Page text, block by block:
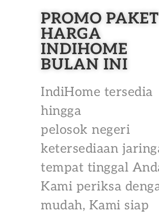
PROMO PAKET
HARGA
INDIHOME
BULAN INI
IndiHome tersedia
hingga
pelosok negeri
ketersediaan
tempat tinggal
Kami periksa
mudah, Kami siap